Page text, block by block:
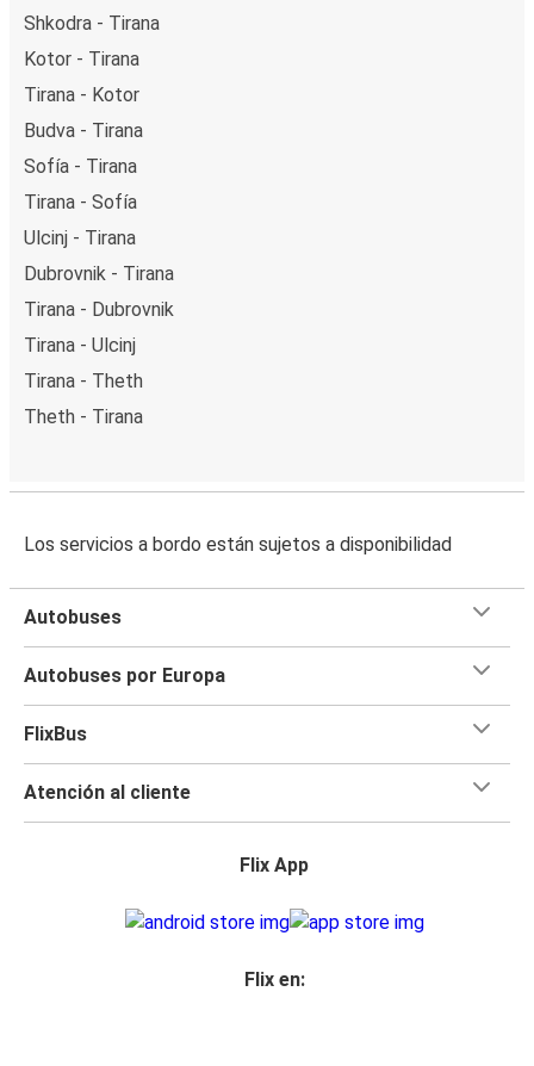
Shkodra - Tirana
Kotor - Tirana
Tirana - Kotor
Budva - Tirana
Sofía - Tirana
Tirana - Sofía
Ulcinj - Tirana
Dubrovnik - Tirana
Tirana - Dubrovnik
Tirana - Ulcinj
Tirana - Theth
Theth - Tirana
Los servicios a bordo están sujetos a disponibilidad
Autobuses
Autobuses por Europa
FlixBus
Atención al cliente
Flix App
Flix en: